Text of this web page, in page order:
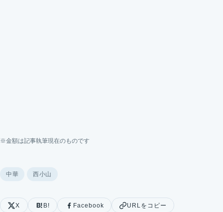
※金額は記事執筆現在のものです
中華 西小山
X B! Facebook URLをコピー